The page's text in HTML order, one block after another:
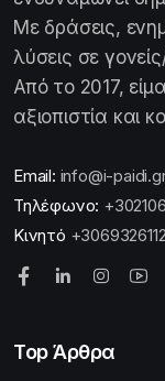
Με δράσεις,
λύσεις σε
Από το 2017,
αξιοπιστία και
Email: info@i-
Τηλέφωνο:
Κινητό
Top Άρθρα